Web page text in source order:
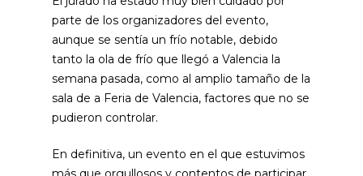
parte de los organizadores del evento,
aunque se sentía un frío notable, debido
tanto la ola de frío que llegó a Valencia la
semana pasada, como al amplio tamaño de la
sala de a Feria de Valencia, factores que no se
pudieron controlar.
En definitiva, un evento en el que estuvimos